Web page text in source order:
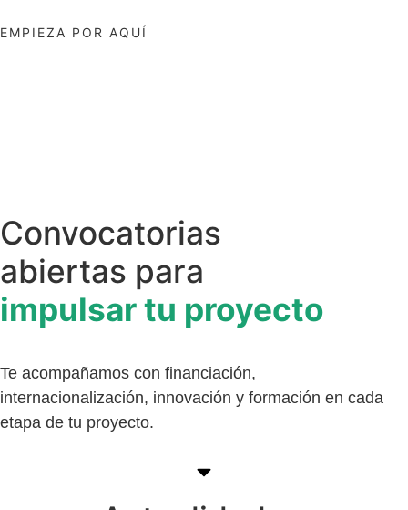
EMPIEZA POR AQUÍ
Convocatorias
abiertas para
impulsar tu proyecto
Te acompañamos con financiación,
internacionalización, innovación y formación en cada
etapa de tu proyecto.